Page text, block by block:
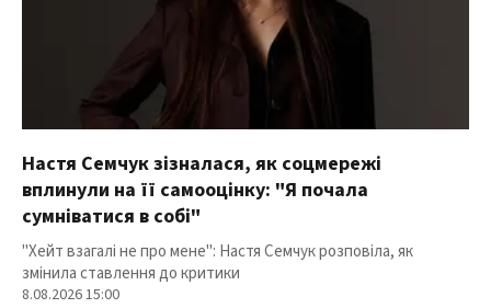
Настя Семчук зізналася, як соцмережі
вплинули на її самооцінку: "Я почала
сумніватися в собі"
"Хейт взагалі не про мене": Настя Семчук розповіла, як
змінила ставлення до критики
8.08.2026 15:00